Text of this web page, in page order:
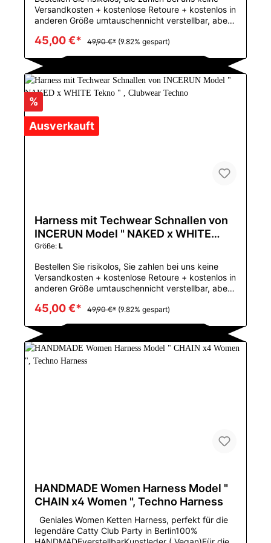
Versandkosten + kostenlose Retoure + kostenlos in
anderen Größe umtauschennicht verstellbar, aber
KGGeniales Harness von DM mit silbernen
Naked Tekno StilMustertyp: FestVerschlusstyp:
PulloverBehälter u. Camis Art: Ich-geformtMaterial:
PolyesterUrsprung: CN (Herkunft)CN: ZhejiangFür
die Größen S-L geeignetPerfekt für das große
PRIDE Event in Deiner Stadt
45,00 €* 49,90 €* (9.82% gespart)
%
Ausverkauft
Harness mit Techwear Schnallen von
INCERUN Model " NAKED x WHITE
Tekno " , Clubwear Techno
Größe: L
Bestellen Sie risikolos, Sie zahlen bei uns keine
Versandkosten + kostenlose Retoure + kostenlos in
anderen Größe umtauschennicht verstellbar, aber
KGGeniales Harness von DM mit silbernen
Naked Tekno StilMustertyp: FestVerschlusstyp:
PulloverBehälter u. Camis Art: Ich-geformtMaterial:
PolyesterUrsprung: CN (Herkunft)CN: ZhejiangFür
die Größen S-L geeignetPerfekt für das große
45,00 €* 49,90 €* (9.82% gespart)
HANDMADE Women Harness Model "
CHAIN x4 Women ", Techno Harness
Geniales Women Ketten Harness, perfekt für die
legendäre Catty Club Party in Berlin100%